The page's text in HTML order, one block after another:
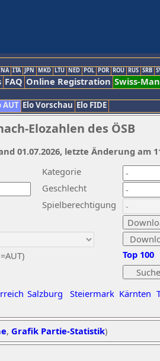
ITA JPN MKD LTU NED POL POR ROU RUS SRB
FAQ Online Registration Swiss-
AUT Elo Vorschau Elo FIDE
Elozahlen des ÖSB
Kategorie
Geschlecht
Spielberechtigung
Salzburg Steiermark Kärnten
Top 100
01.07.2026, letzte Änderung am
, Grafik Partie-Statistik)